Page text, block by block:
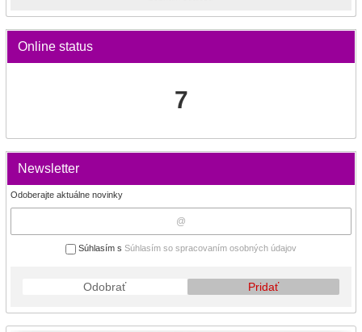
Online status
7
Newsletter
Odoberajte aktuálne novinky
Súhlasím s Súhlasím so spracovaním osobných údajov
Odobrať Pridať